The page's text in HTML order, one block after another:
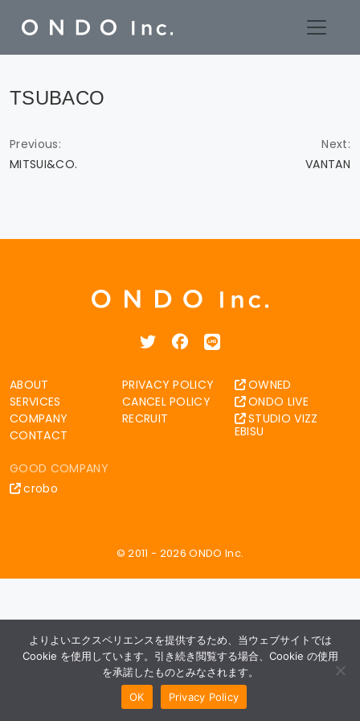
Skip
TSUBACO
ナ
ョ
ン
Previous:
MITSUI&CO.
Next:
VANTAN
ABOUT
SERVICES
COMPANY
CONTACT
PRIVACY POLICY
CANCEL POLICY
RECRUIT
OWNED
ONDO LIVE
STUDIO VIZZ
EBISU
GOOD COMPANY
crobo
© 2011 - 2026 ONDO Inc.
よりよいエクスペリエンスを提供するため、当ウェブサイトでは
Cookie を使用しています。引き続き閲覧する場合、Cookie の使用
を承諾したものとみなされます。
OK
Privacy Policy